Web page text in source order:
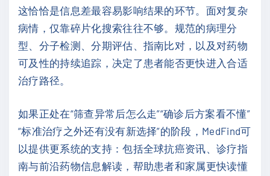
这恰恰是信息差最容易影响结果的环节。面对复杂
病情，仅靠碎片化搜索往往不够。规范的病理分
型、分子检测、分期评估、指南比对，以及对药物
可及性的持续追踪，决定了患者能否更快进入合适
治疗路径。
如果正处在“筛查异常后怎么走”“确诊后方案看不懂”
“标准治疗之外还有没有新选择”的阶段，MedFind可
以提供更系统的支持：包括全球抗癌资讯、诊疗指
南与前沿药物信息解读，帮助患者和家属更快读懂